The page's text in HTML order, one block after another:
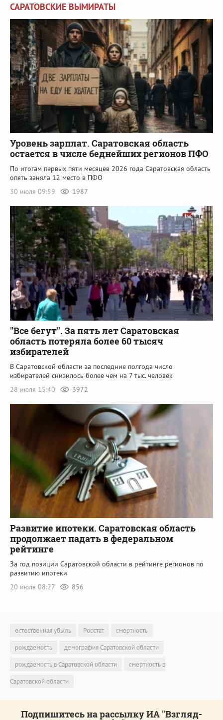
САРАТОВСКИЕ ВЫМИРАТЫ
Уровень зарплат. Саратовская область
остается в числе беднейших регионов ПФО
По итогам первых пяти месяцев 2026 года Саратовская область
опять заняла 12 место в ПФО
30 июля 09:59
1987
"Все бегут". За пять лет Саратовская
область потеряла более 60 тысяч
избирателей
В Саратовской области за последние полгода число
избирателей снизилось более чем на 7 тыс. человек
28 июля 15:40
3972
Развитие ипотеки. Саратовская область
продолжает падать в федеральном
рейтинге
За год позиции Саратовской области в рейтинге регионов по
развитию ипотеки
20 июля 08:27
856
естественная убыль Росстат
смертность
рождаемость
демография Саратовской области
рождаемость в Саратовской области
смертность в
Саратовской области
Подпишитесь на рассылку ИА "Взгляд-